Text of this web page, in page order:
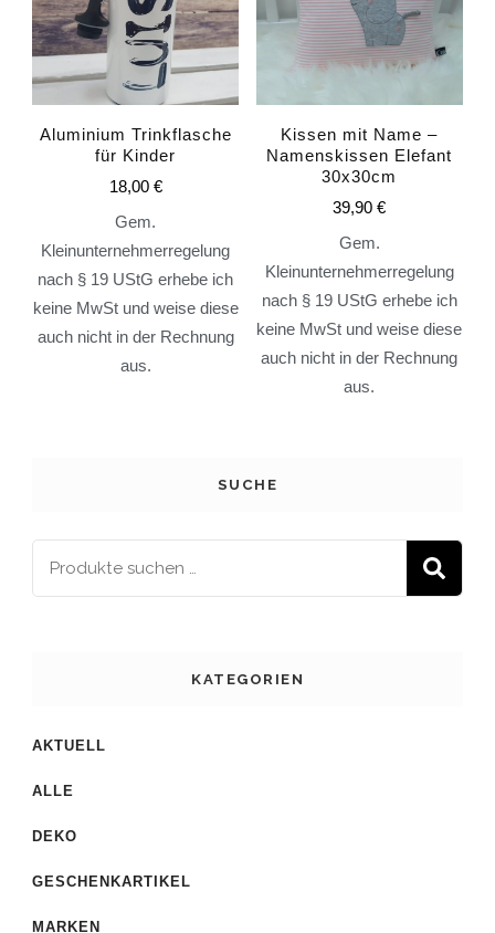
Aluminium Trinkflasche
für Kinder
18,00 €
Gem.
Kleinunternehmerregelung
nach § 19 UStG erhebe ich
keine MwSt und weise diese
auch nicht in der Rechnung
aus.
Kissen mit Name –
Namenskissen Elefant
30x30cm
39,90€
Gem.
Kleinunternehmerregelung
nach § 19 UStG erhebe ich
keine MwSt und weise diese
auch nicht in der Rechnung
aus.
SUCHE
KATEGORIEN
AKTUELL
ALLE
DEKO
GESCHENKARTIKEL
MARKEN